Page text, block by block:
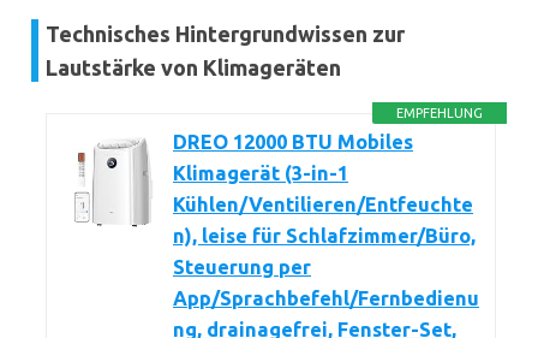
Technisches Hintergrundwissen zur
Lautstärke von Klimageräten
EMPFEHLUNG
DREO 12000 BTU Mobiles
Klimagerät (3-in-1
Kühlen/Ventilieren/Entfeuchte
n), leise für Schlafzimmer/Büro,
Steuerung per
App/Sprachbefehl/Fernbedienu
ng, drainagefrei, Fenster-Set,